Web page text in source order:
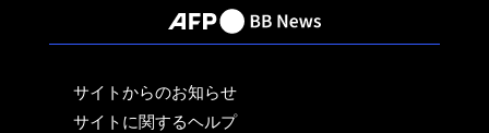
サイトからのお知らせ
サイトに関するヘルプ